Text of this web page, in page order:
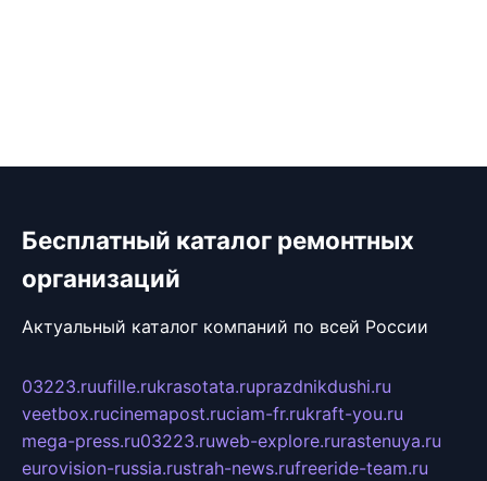
Бесплатный каталог ремонтных
организаций
Актуальный каталог компаний по всей России
03223.ruufille.rukrasotata.ruprazdnikdushi.ru
veetbox.rucinemapost.ruciam-fr.rukraft-you.ru
mega-press.ru03223.ruweb-explore.rurastenuya.ru
eurovision-russia.rustrah-news.rufreeride-team.ru